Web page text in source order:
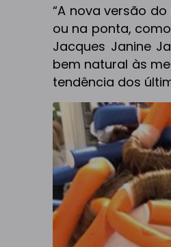
“A nova versão
ou na ponta,
Jacques Janine
bem natural às
tendência dos